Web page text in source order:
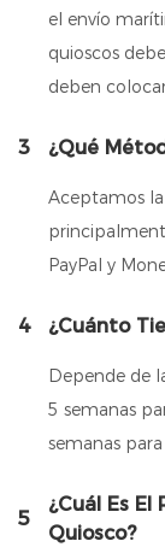
el envío
quioscos
deben
3 ¿Qué
Aceptamos
PayPal y
4 ¿Cuánto
Depende de
5 semanas
semanas
5
¿Cuál Es
Quiosco?